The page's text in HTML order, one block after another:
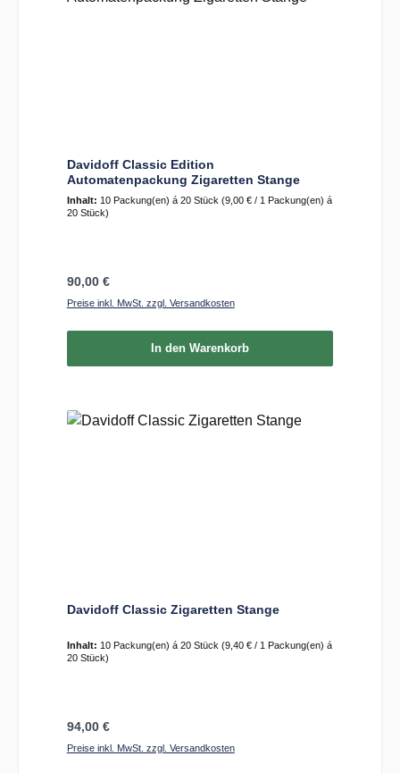
Davidoff Classic Edition
Automatenpackung Zigaretten Stange
Inhalt: 10 Packung(en) á 20 Stück (9,00 € / 1 Packung(en) á
20 Stück)
Regulärer Preis:
90,00 €
Preise inkl. MwSt. zzgl. Versandkosten
In den Warenkorb
Davidoff Classic Zigaretten Stange
Inhalt: 10 Packung(en) á 20 Stück (9,40 € / 1 Packung(en) á
20 Stück)
Regulärer Preis:
94,00 €
Preise inkl. MwSt. zzgl. Versandkosten